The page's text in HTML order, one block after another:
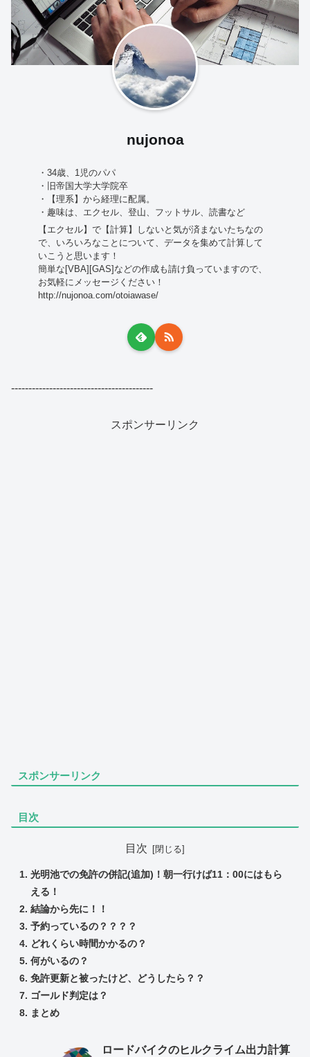
nujonoa
・34歳、1児のパパ
・旧帝国大学大学院卒
・【理系】から経理に配属。
・趣味は、エクセル、登山、フットサル、読書など
【エクセル】で【計算】しないと気が済まないたちなの
で、いろいろなことについて、データを集めて計算して
いこうと思います！
簡単な[VBA][GAS]などの作成も請け負っていますので、
お気軽にメッセージください！
http://nujonoa.com/otoiawase/
-----------------------------------------
スポンサーリンク
スポンサーリンク
目次
目次
光明池での免許の併記(追加)！朝一行けば11：00にはもら
える！
結論から先に！！
予約っているの？？？？
どれくらい時間かかるの？
何がいるの？
免許更新と被ったけど、どうしたら？？
ゴールド判定は？
まとめ
ロードバイクのヒルクライム出力計算